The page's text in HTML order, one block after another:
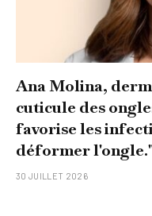
Ana Molina,
cuticule des
favorise les
déformer
30 JUILLET 2026